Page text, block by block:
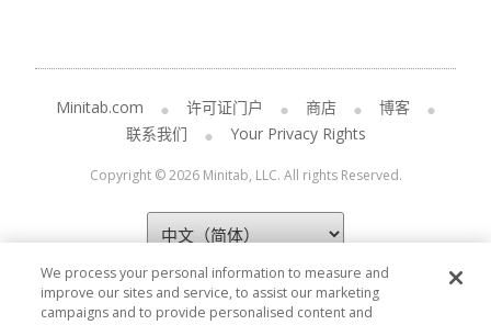
Minitab.com 许可证门户 商店
博客
联系我们
Your Privacy Rights
Copyright © 2026 Minitab, LLC. All rights Reserved.
We process your personal information to measure and
improve our sites and service, to assist our marketing
campaigns and to provide personalised content and